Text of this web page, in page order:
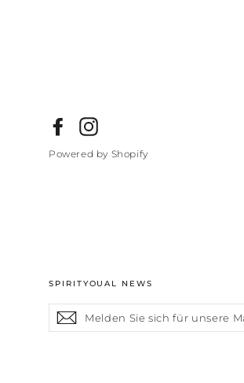
Facebook
Powered by Shopify
SPIRITYOUAL NEWS
Melden
Sie
Abonnieren